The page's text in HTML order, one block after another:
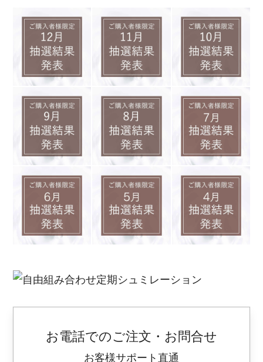
お電話でのご注文・お問合せ
お客様サポート直通